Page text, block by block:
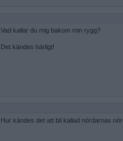
Vad kallar du mig bakom min rygg?
Det kändes härligt!
Hur kändes det att bli kallad nördarnas